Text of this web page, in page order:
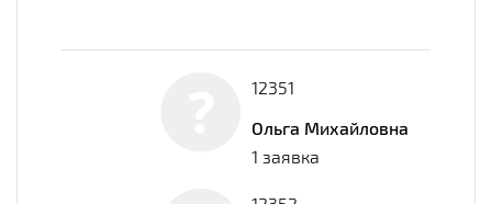
12351
Ольга Михайловна
1 заявка